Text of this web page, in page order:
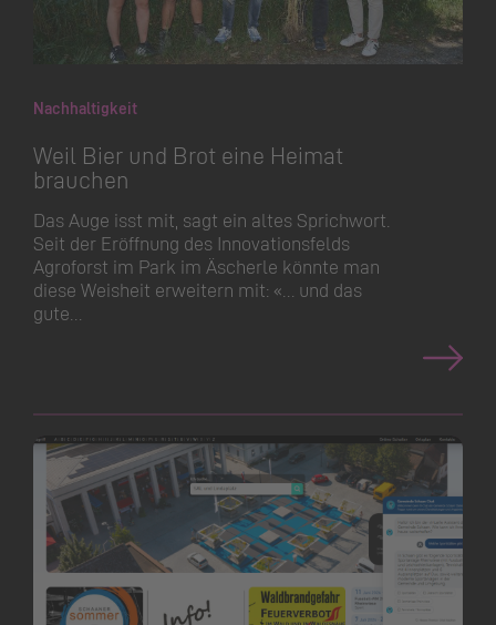
Nachhaltigkeit
Weil Bier und Brot eine Heimat
brauchen
Das Auge isst mit, sagt ein altes Sprichwort.
Seit der Eröffnung des Innovati­onsfelds
Agroforst im Park im Äscherle könnte man
diese Weisheit erweitern mit: «… und das
gute…